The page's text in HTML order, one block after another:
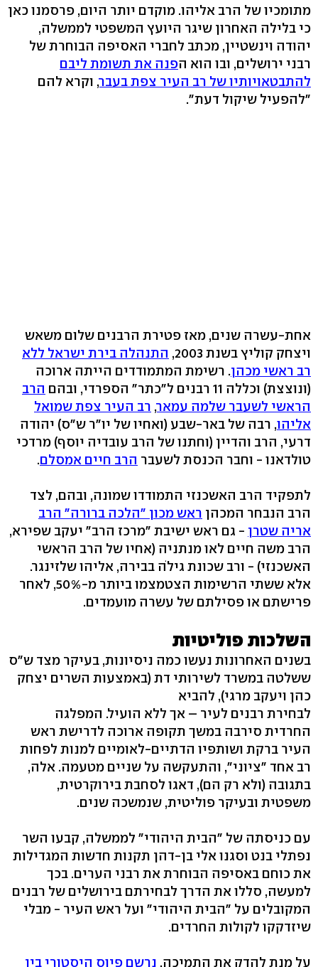
מתומכיו של הרב אליהו. מוקדם יותר היום, פרסמנו כאן
כי בלילה האחרון שיגר היועץ המשפטי לממשלה,
יהודה וינשטיין, מכתב לחברי האסיפה הבוחרת של
רבני ירושלים, ובו הוא הפנה את תשומת ליבם
להתבטאויותיו של רב העיר צפת בעבר, וקרא להם
"להפעיל שיקול דעת".
אחת-עשרה שנים, מאז פטירת הרבנים שלום משאש
ויצחק קוליץ בשנת 2003,
התנהלה בירת ישראל ללא
רב ראשי מכהן. רשימת המתמודדים הייתה ארוכה
(ונוצצת) וכללה 11 רבנים ל"כתר" הספרדי, ובהם
הרב
הראשי לשעבר שלמה עמאר, רב העיר צפת שמואל
אליהו, רבה של באר-שבע (ואחיו של יו"ר ש"ס) יהודה
דרעי, הרב והדיין (וחתנו של הרב עובדיה יוסף) מרדכי
טולדאנו - וחבר הכנסת לשעבר הרב חיים אמסלם.
לתפקיד הרב האשכנזי התמודדו שמונה, ובהם, לצד
הרב הנבחר המכהן ראש מכון "הלכה ברורה" הרב
אריה שטרן - גם ראש ישיבת "מרכז הרב" יעקב שפירא,
הרב משה חיים לאו מנתניה (אחיו של הרב הראשי
האשכנזי) - ורב שכונת גילֹה בבירה, אליהו שלזינגר.
אלא ששתי הרשימות הצטמצמו ביותר מ-50%, לאחר
פרישתם או פסילתם של עשרה מועמדים.
השלכות פוליטיות
בשנים האחרונות נעשו כמה ניסיונות, בעיקר מצד ש"ס
ששלטה במשרד לשירותי דת (באמצעות השרים יצחק
כהן ויעקב מרגי), להביא
לבחירת רבנים לעיר – אך ללא הועיל. המפלגה
החרדית סירבה במשך תקופה ארוכה לדרישת ראש
העיר ברקת ושותפיו הדתיים-לאומיים למנות לפחות
רב אחד "ציוני", והתעקשה על שניים מטעמה. אלה,
בתגובה (ולא רק הם), דאגו לסחבת בירוקרטית,
משפטית ובעיקר פוליטית, שנמשכה שנים.
עם כניסתה של "הבית היהודי" לממשלה, קבעו השר
נפתלי בנט וסגנו אלי בן-דהן תקנות חדשות המגדילות
את כוחם באסיפה הבוחרת את רבני הערים. בכך
למעשה, סללו את הדרך לבחירתם בירושלים של רבנים
המקובלים על "הבית היהודי" ועל ראש העיר - מבלי
שיזדקקו לקולות החרדים.
על מנת להדק את התמיכה, נרשם פיוס היסטורי בין